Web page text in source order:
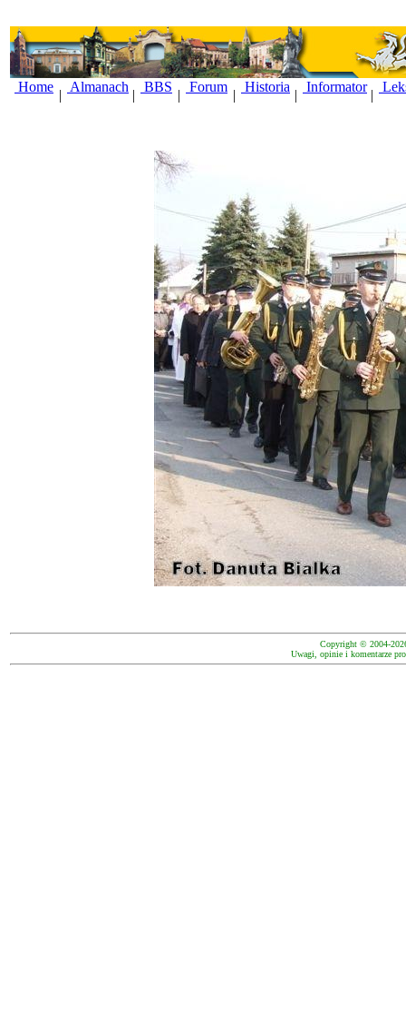
Home
|
Almanach
|
BBS
|
Forum
|
Historia
|
Informator
|
Copyright © 2004-
Uwagi, opinie i komentarze